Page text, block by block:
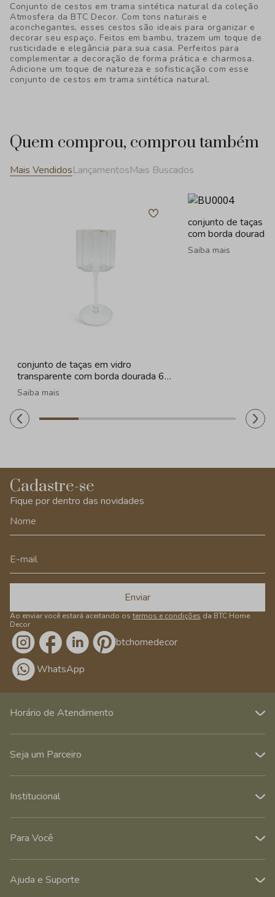
Conjunto de cestos em trama sintética natural da coleção
Atmosfera da BTC Decor. Com tons naturais e
aconchegantes, esses cestos são ideais para organizar e
decorar seu espaço. Feitos em bambu, trazem um toque de
rusticidade e elegância para sua casa. Perfeitos para
complementar a decoração de forma prática e charmosa.
Adicione um toque de natureza e sofisticação com esse
conjunto de cestos em trama sintética natural.
Quem comprou, comprou também
Mais VendidosLançamentosMais Buscados
conjunto de taças em vidro
transparente com borda dourada 6
peças - 330ml
Saiba mais
conjunto de taças
com borda
Saiba mais
Cadastre-se
Fique por dentro das novidades
Enviar
Ao enviar você estará aceitando os termos e condições da BTC Home
Decor
/btchomedecor
WhatsApp
Horário de Atendimento
Seja um Parceiro
Institucional
Para Você
Ajuda e Suporte